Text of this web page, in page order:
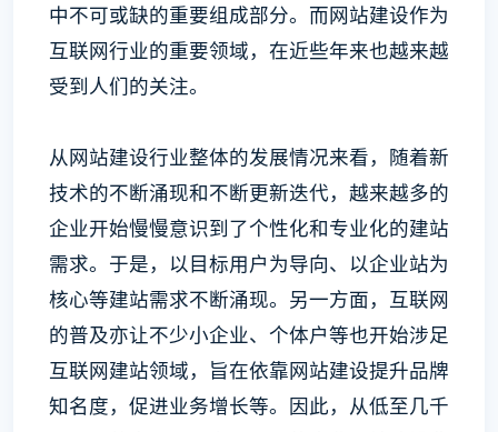
中不可或缺的重要组成部分。而网站建设作为
互联网行业的重要领域，在近些年来也越来越
受到人们的关注。
从网站建设行业整体的发展情况来看，随着新
技术的不断涌现和不断更新迭代，越来越多的
企业开始慢慢意识到了个性化和专业化的建站
需求。于是，以目标用户为导向、以企业站为
核心等建站需求不断涌现。另一方面，互联网
的普及亦让不少小企业、个体户等也开始涉足
互联网建站领域，旨在依靠网站建设提升品牌
知名度，促进业务增长等。因此，从低至几千